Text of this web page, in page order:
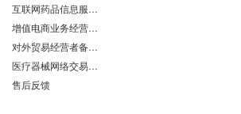
互联网药品信息服务资格证书
增值电商业务经营许可证
对外贸易经营者备案登记表/海关报关单位注册登记证书
医疗器械网络交易服务第三方平台备案凭证
售后反馈